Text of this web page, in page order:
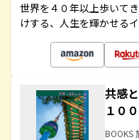
世界を４０年以上歩いて
けする、人生を輝かせる
共感
１００
BOOKS